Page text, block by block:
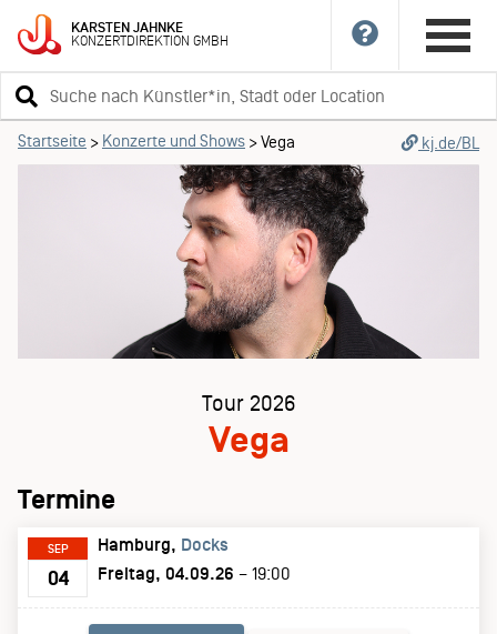
KARSTENJAHNKE
KONZERTDIREKTIONGMBH
Suchbegriff
eingeben
Startseite > Konzerte und Shows >Vega kj.de/BL
Tour 2026
Vega
Termine
SEP
04
Hamburg
Docks
Freitag, 04.09.26 – 19:00